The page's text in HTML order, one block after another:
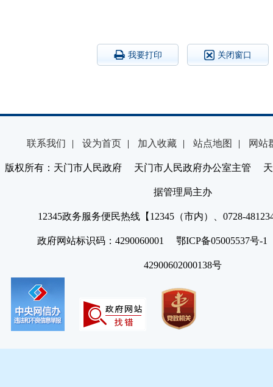
我要打印 关闭窗口
联系我们 | 设为首页 | 加入收藏 | 站点地图 | 网站
版权所有：天门市人民政府 天门市人民政府办公室主管 天
据管理局主办
12345政务服务便民热线【12345（市内）、0728-
政府网站标识码：4290060001 鄂ICP备05005537号
42900602000138号